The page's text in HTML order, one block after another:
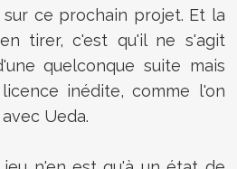
ce prochain projet. Et la
tirer, c'est qu'il ne s'agit
quelconque suite mais
inédite, comme l'on
Ueda.